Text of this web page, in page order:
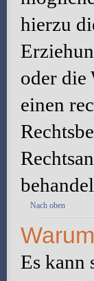
hierzu
oder die
einen
Nach oben
Es kann